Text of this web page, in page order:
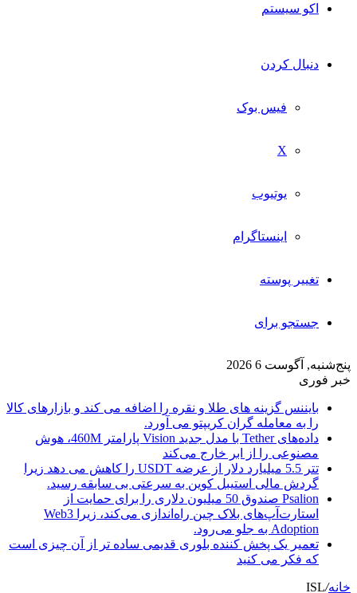
اکو سیستم
دنبال کردن
فیس بوک
X
یوتیوب
اینستاگرام
تغییر پوسته
جستجو برای
پنج‌شنبه, آگوست 6 2026
خبر فوری
بایننس گزینه های طلا و نقره را اضافه می کند و بازارهای کالا
را به معامله گران کریپتو می آورد.
داده‌های Tether با مدل جدید Vision پارامتر 460M، هوش
مصنوعی را از ابر خارج می‌کند
تتر 5.5 میلیارد دلار از عرضه USDT را کاهش می دهد زیرا
گردش مالی استیبل کوین به سرعتی بی سابقه رسید.
Psalion صندوق 50 میلیون دلاری را برای حمایت از
استارت‌آپ‌های بلاک چین راه‌اندازی می‌کند، زیرا Web3
Adoption به جلو می‌رود.
تعمیر یک پخش کننده بلوری قدیمی ساده تر از آن چیزی است
که فکر می کنید
خانه/
ISL